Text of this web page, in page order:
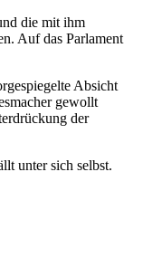
die mit ihm
Auf das Parlament
Absicht
gewollt
der
unter sich selbst.